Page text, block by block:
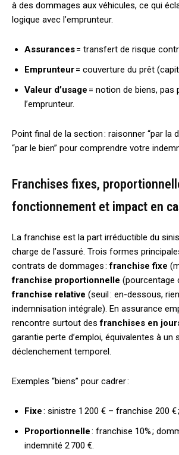
à des dommages aux véhicules, ce qui
logique avec l’emprunteur.
Assurances= transfert de risque
Emprunteur= couverture du prêt
Valeur d’usage = notion de biens, pas
l’emprunteur.
Point final de la section : raisonner “par la
“par le bien” pour comprendre votre
Franchises fixes,
fonctionnement et impact en
La franchise est la part irréductible du
charge de l’assuré. Trois formes
contrats de dommages :franchise fixe
franchise proportionnelle (pourcentage
franchise relative (seuil : en-dessous,
indemnisation intégrale). En assurance
rencontre surtout desfranchises en
garantie perte d’emploi, équivalentes à un
déclenchement temporel.
Exemples “biens” pour cadrer :
Fixe: sinistre 1 200 € – franchise 200 €
Proportionnelle: franchise 10% ;
indemnité 2 700 €.